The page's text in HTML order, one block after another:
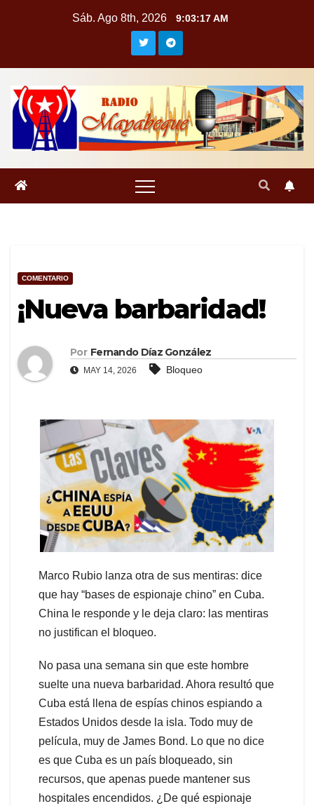
Sáb. Ago 8th, 2026 9:03:17 AM
COMENTARIO
¡Nueva barbaridad!
Por Fernando Díaz González
MAY 14, 2026 Bloqueo
Marco Rubio lanza otra de sus mentiras: dice
que hay “bases de espionaje chino” en Cuba.
China le responde y le deja claro: las mentiras
no justifican el bloqueo.
No pasa una semana sin que este hombre
suelte una nueva barbaridad. Ahora resultó que
Cuba está llena de espías chinos espiando a
Estados Unidos desde la isla. Todo muy de
película, muy de James Bond. Lo que no dice
es que Cuba es un país bloqueado, sin
recursos, que apenas puede mantener sus
hospitales encendidos. ¿De qué espionaje